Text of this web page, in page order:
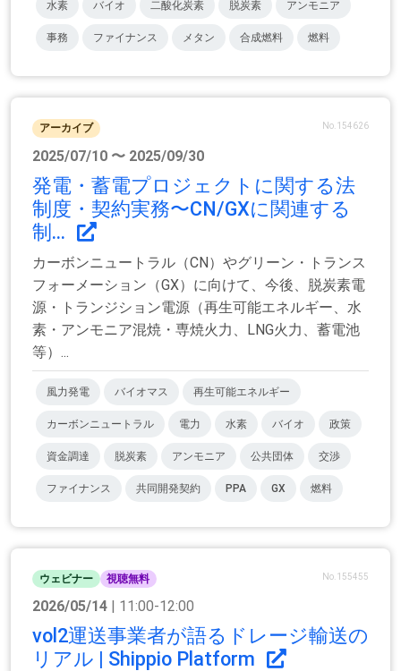
水素 バイオ 二酸化炭素 脱炭素 アンモニア
事務 ファイナンス メタン 合成燃料 燃料
アーカイブ No.154626
2025/07/10 〜 2025/09/30
発電・蓄電プロジェクトに関する法
制度・契約実務〜CN/GXに関連する
制...
カーボンニュートラル（CN）やグリーン・トランス
フォーメーション（GX）に向けて、今後、脱炭素電
源・トランジション電源（再生可能エネルギー、水
素・アンモニア混焼・専焼火力、LNG火力、蓄電池
等）...
風力発電 バイオマス 再生可能エネルギー
カーボンニュートラル 電力 水素 バイオ 政策
資金調達 脱炭素 アンモニア 公共団体 交渉
ファイナンス 共同開発契約 PPA GX 燃料
ウェビナー 視聴無料 No.155455
2026/05/14 | 11:00-12:00
vol2運送事業者が語るドレージ輸送の
リアル | Shippio Platform